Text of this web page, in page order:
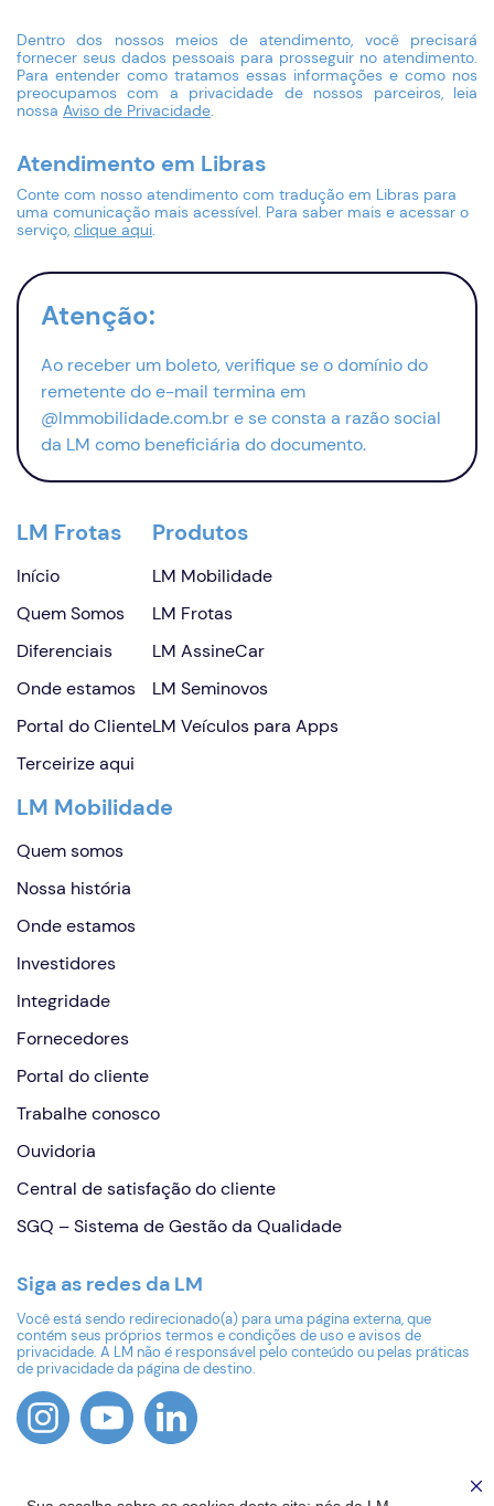
Dentro dos nossos meios de atendimento, você precisará
fornecer seus dados pessoais para prosseguir no atendimento.
Para entender como tratamos essas informações e como nos
preocupamos com a privacidade de nossos parceiros, leia
nossa Aviso de Privacidade.
Atendimento em Libras
Conte com nosso atendimento com tradução em Libras para
uma comunicação mais acessível. Para saber mais e acessar o
serviço, clique aqui.
Atenção:
Ao receber um boleto, verifique se o domínio do
remetente doe-mail termina em
@lmmobilidade.com.br e se consta a razão social
da LM como beneficiária do documento.
LM Frotas
Início
Quem Somos
Diferenciais
Onde estamos
Portal do Cliente
Terceirize aqui
Produtos
LM Mobilidade
LM Frotas
LM AssineCar
LM Veículos para Apps
LM Seminovos
LM Mobilidade
Quem somos
Nossa história
Onde estamos
Investidores
Integridade
Fornecedores
Portal do cliente
Trabalhe conosco
Ouvidoria
Central de satisfação do cliente
SGQ – Sistema de Gestão da Qualidade
Siga as redes da LM
Você está sendo redirecionado(a) para uma página externa, que
contém seus próprios termos e condições de uso e avisos de
privacidade. A LM não é responsável pelo conteúdo ou pelas práticas
de privacidade da página de destino.